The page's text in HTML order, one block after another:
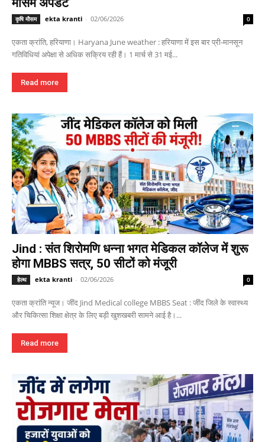
मौसम अपडेट
कृषि मौसम ekta kranti - 02/06/2026 0
एकता क्रांति, हरियाणा। Haryana June weather : हरियाणा में इस बार प्री-मानसून
गतिविधियां अपेक्षा से अधिक सक्रिय रही हैं। 1 मार्च से 31 मई...
Read more
Jind : संत शिरोमणि धन्ना भगत मेडिकल कॉलेज में शुरू
होगा MBBS सत्र, 50 सीटों को मंजूरी
हेल्थ ekta kranti - 02/06/2026 0
एकता क्रांति न्यूज। जींद Jind Medical college MBBS Seat : जींद जिले के स्वास्थ्य
और चिकित्सा शिक्षा क्षेत्र के लिए बड़ी खुशखबरी सामने आई है।...
Read more